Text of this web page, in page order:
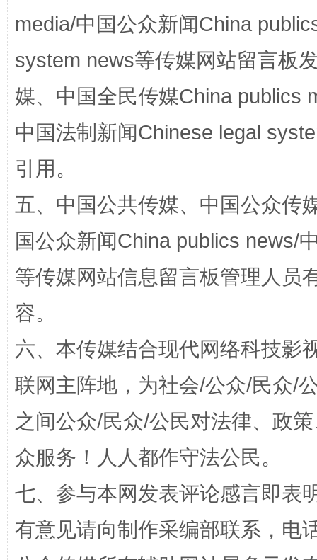
完善运行机制助力责任有效落实 一纸欠
千年窑火 生生不息
media/中国公众新闻China
system news等传媒网站留言板
媒、中国全民传媒China publics
中国法制新闻Chinese legal
引用。
五、中国公共传媒、中国公众传
国公众新闻China publics news/
等传媒网站信息留言板管理人员
容。
六、本传媒结合现代网络科技影
联网主阵地，为社会/公众/民众/
之间公众/民众/公民对法律、政
众服务！人人都作守法公民。
七、参与本网发表评论感言即表
有意见请向制作采编部联系，电